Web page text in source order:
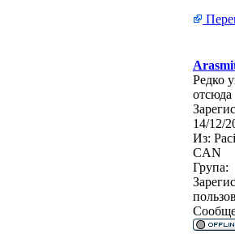
Редко
отсюда
14/12/
Из:
CAN
Група: